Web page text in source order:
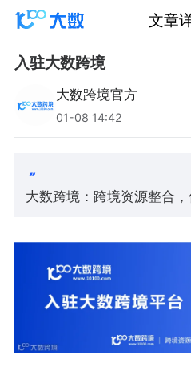
文章
入驻大数跨境
大数跨境官方
01-08 14:42
大数跨境：跨境资源整合